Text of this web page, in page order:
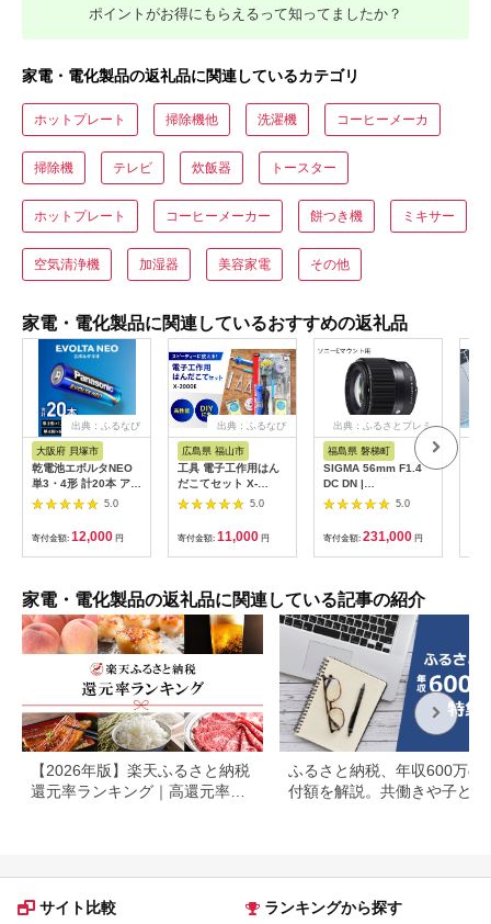
ポイントがお得にもらえるって知ってましたか？
家電・電化製品の返礼品に関連しているカテゴリ
ホットプレート 掃除機他 洗濯機 コーヒーメーカ
掃除機 テレビ 炊飯器 トースター
ホットプレート コーヒーメーカー 餅つき機 ミキサー
空気清浄機 加湿器 美容家電 その他
家電・電化製品に関連しているおすすめの返礼品
出典：ふるなび
大阪府 貝塚市
乾電池エボルタNEO
単3・4形 計20本 アル
カリ乾電池 パナソニ
5.0
寄付金額: 12,000 円
出典：ふるなび
広島県 福山市
工具 電子工作用はん
だこてセット X-
2000E[BAEG004]工
5.0
寄付金額: 11,000 円
出典：ふるさとプレミ
アム
福島県 磐梯町
SIGMA 56mm F1.4
DC DN |
Contemporary【ソニ
ーEマウント】
5.0
寄付金額: 231,000 円
家電・電化製品の返礼品に関連している記事の紹介
【2026年版】楽天ふるさと納税
還元率ランキング｜高還元率返
ふるさと納税、年収600万の
付額を解説。共働きや子ども
サイト比較 ランキングから探す